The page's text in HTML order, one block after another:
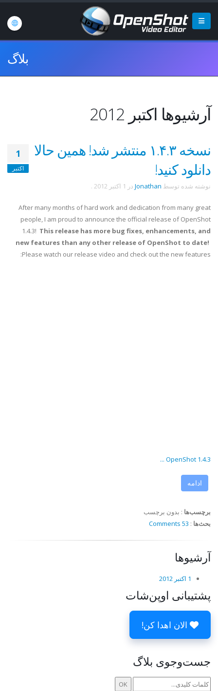
بلاگ
آرشیوها اکتبر 2012
1
اکتبر
نسخه ۱.۴.۳ منتشر شد! همین حالا
دانلود کنید!
نوشته شده توسط Jonathan در 1 اکتبر 2012 .
After many months of hard work and dedication from many great
people, I am proud to announce the official release of OpenShot
1.4.3! This release has more bug fixes, enhancements, and
new features than any other release of OpenShot to date!
Please watch our release video and check out the new features:
OpenShot 1.4.3 ...
ادامه
برچسب‌ها : بدون برچسب
بحث‌ها :
53 Comments
آرشیوها
1 اکتبر 2012
پشتیبانی اوپن‌شات
الان اهدا کن!
جست‌وجوی بلاگ